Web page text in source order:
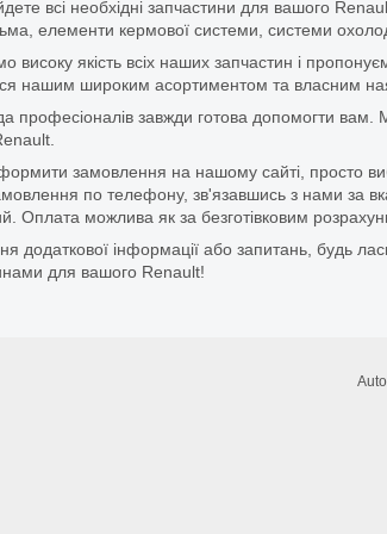
всі необхідні запчастини для вашого
елементи кермової системи, системи
високу якість всіх наших запчастин і
нашим широким асортиментом та власним
професіоналів завжди готова допомогти
замовлення на нашому сайті, просто
по телефону, зв'язавшись з нами за
Оплата можлива як за безготівковим
додаткової інформації або запитань, будь
для вашого Renault!